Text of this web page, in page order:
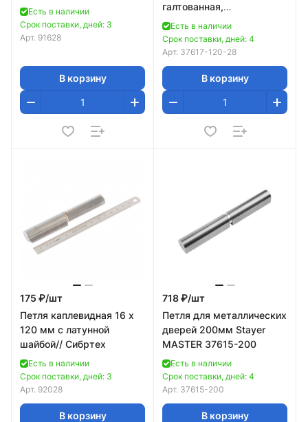
Есть в наличии
Срок поставки, дней: 3
Арт. 91628
В корзину
галтованная,
цилиндрической формы,
с впрессованным
шариком, 28
Есть в наличии
Срок поставки, дней: 4
Арт. 37617-120-28
В корзину
175 ₽/шт
Петля каплевидная 16 х
120 мм с латунной
шайбой// Сибртех
Есть в наличии
Срок поставки, дней: 3
Арт. 92028
В корзину
718 ₽/шт
Петля для металлических
дверей 200мм Stayer
MASTER 37615-200
Есть в наличии
Срок поставки, дней: 4
Арт. 37615-200
В корзину